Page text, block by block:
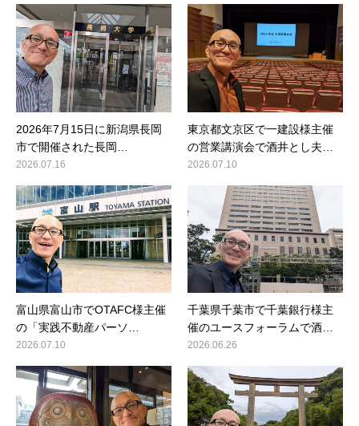
2026年7月15日に新潟県長岡
市で開催された長岡…
2026.07.16
東京都文京区で一建設様主催
の営業講演会で酒井とし夫…
2026.07.10
富山県富山市でOTAFC様主催
の「実践不動産パーソ…
2026.07.10
千葉県千葉市で千葉銀行様主
催のユースフォーラムで酒…
2026.06.26